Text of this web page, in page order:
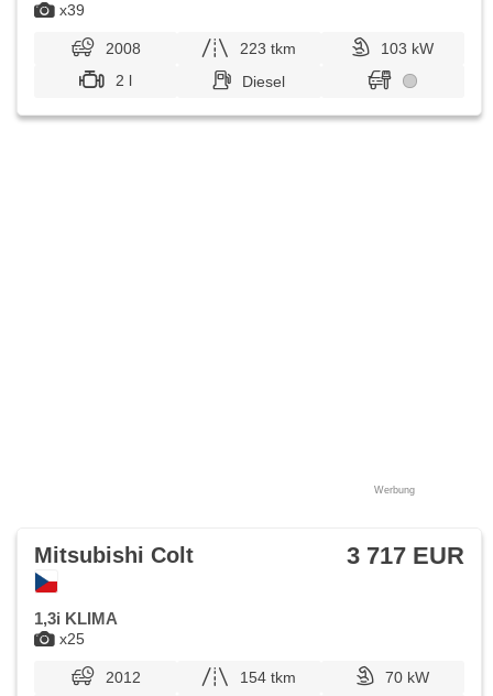
x39
2008 223 tkm
103 kW
2 l
Diesel
Werbung
x25
Mitsubishi Colt 3 717 EUR
1,3i KLIMA
2012 154 tkm
70 kW